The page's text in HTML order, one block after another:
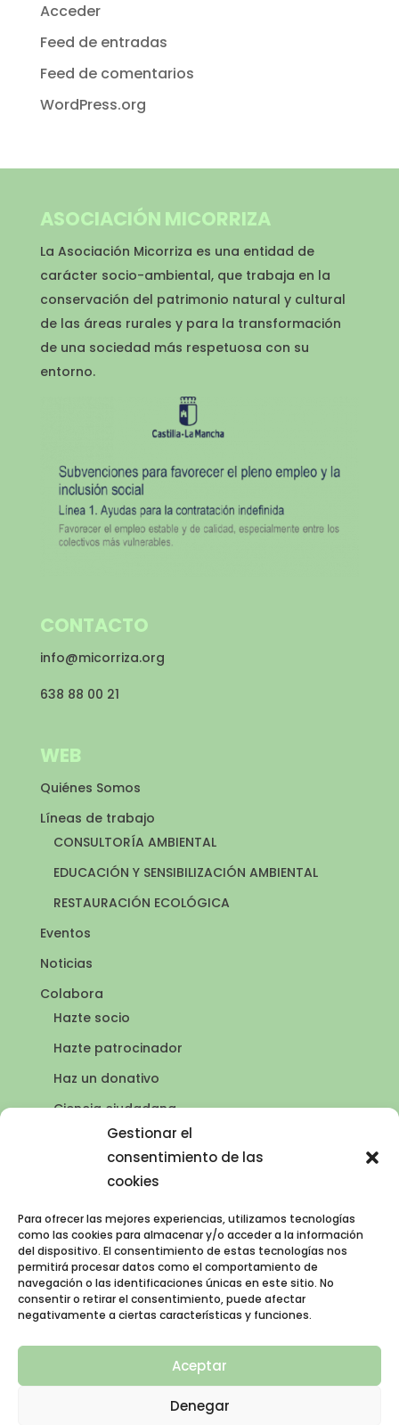
Gestionar el
consentimiento de las
cookies
Para ofrecer las mejores experiencias, utilizamos tecnologías
como las cookies para almacenar y/o acceder a la información
del dispositivo. El consentimiento de estas tecnologías nos
permitirá procesar datos como el comportamiento de
navegación o las identificaciones únicas en este sitio. No
consentir o retirar el consentimiento, puede afectar
negativamente a ciertas características y funciones.
Aceptar
Denegar
Acceder
Feed de entradas
Feed de comentarios
WordPress.org
ASOCIACIÓN MICORRIZA
La Asociación Micorriza es una entidad de
carácter socio-ambiental, que trabaja en la
conservación del patrimonio natural y cultural
de las áreas rurales y para la transformación
de una sociedad más respetuosa con su
entorno.
CONTACTO
info@micorriza.org
638 88 00 21
WEB
Quiénes Somos
Líneas de trabajo
CONSULTORÍA AMBIENTAL
EDUCACIÓN Y SENSIBILIZACIÓN AMBIENTAL
RESTAURACIÓN ECOLÓGICA
Eventos
Noticias
Colabora
Hazte socio
Hazte patrocinador
Haz un donativo
Ciencia ciudadana
Puntos de agua
AVISO LEGAL
Política de privacidad
Política de cookies (UE)